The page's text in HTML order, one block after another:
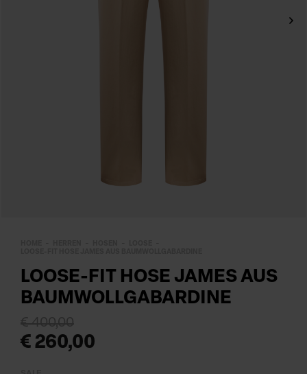
LOOSE-FIT HOSE JAMES AUS
BAUMWOLLGABARDINE
€ 260,00
€ 400,00